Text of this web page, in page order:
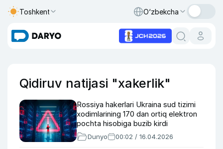
Toshkent O‘zbekcha
Qidiruv natijasi "xakerlik"
Rossiya hakerlari Ukraina sud tizimi
xodimlarining 170 dan ortiq elektron
pochta hisobiga buzib kirdi
Dunyo 00:02 / 16.04.2026